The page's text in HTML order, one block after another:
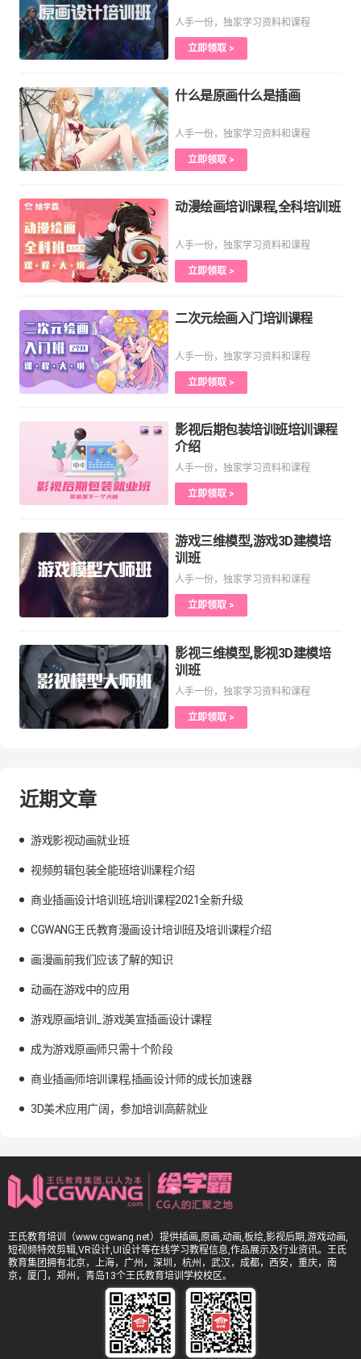
人手一份，独家学习资料和课程
立即领取 >
什么是原画什么是插画
人手一份，独家学习资料和课程
立即领取 >
动漫绘画培训课程,全科培训班
人手一份，独家学习资料和课程
立即领取 >
二次元绘画入门培训课程
人手一份，独家学习资料和课程
立即领取 >
影视后期包装培训班培训课程
介绍
人手一份，独家学习资料和课程
立即领取 >
游戏三维模型,游戏3D建模培
训班
人手一份，独家学习资料和课程
立即领取 >
影视三维模型,影视3D建模培
训班
人手一份，独家学习资料和课程
立即领取 >
近期文章
游戏影视动画就业班
视频剪辑包装全能班培训课程介绍
商业插画设计培训班,培训课程2021全新升级
CGWANG王氏教育漫画设计培训班及培训课程介绍
画漫画前我们应该了解的知识
动画在游戏中的应用
游戏原画培训_游戏美宣插画设计课程
成为游戏原画师只需十个阶段
商业插画师培训课程,插画设计师的成长加速器
3D美术应用广阔，参加培训高薪就业
王氏教育培训（www.cgwang.net）提供插画,原画,动画,板绘,影视后期,游戏动画,
短视频特效剪辑,VR设计,UI设计等在线学习教程信息,作品展示及行业资讯。王氏
教育集团拥有北京，上海，广州，深圳，杭州，武汉，成都，西安，重庆，南
京，厦门，郑州，青岛13个王氏教育培训学校校区。